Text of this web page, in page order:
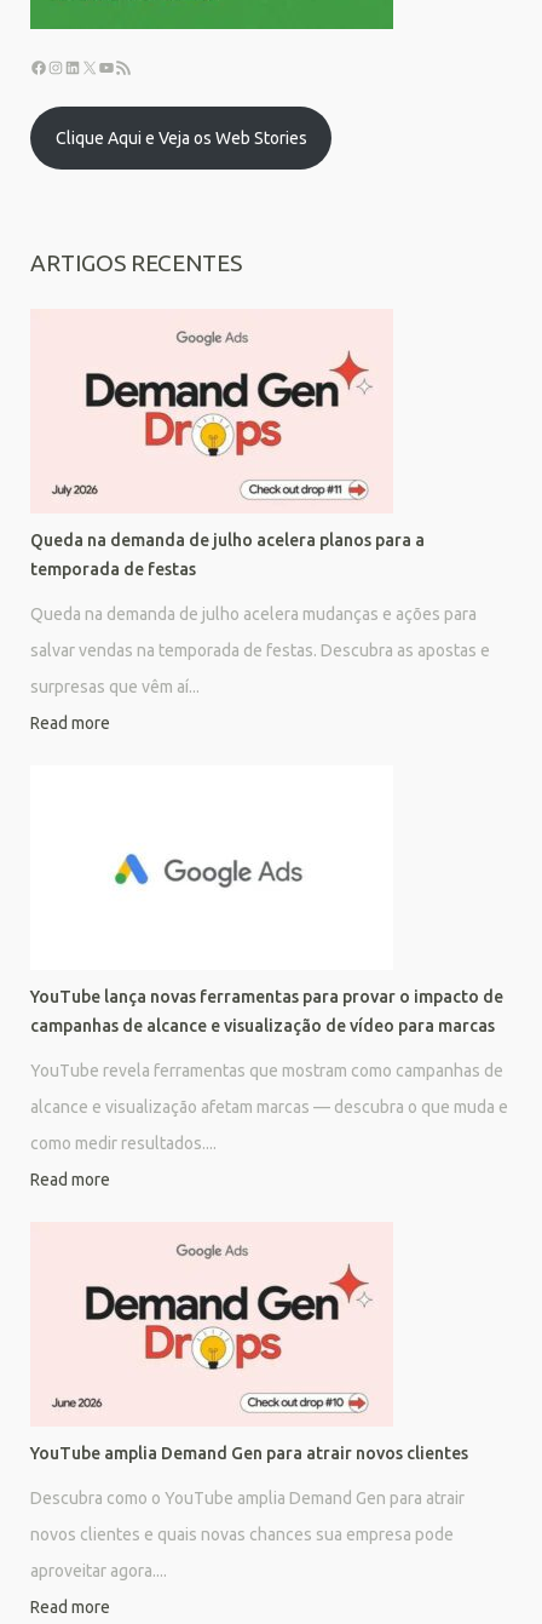
Clique Aqui e Veja os Web Stories
ARTIGOS RECENTES
Queda na demanda de julho acelera planos para a
temporada de festas
Queda na demanda de julho acelera mudanças e ações para
salvar vendas na temporada de festas. Descubra as apostas e
surpresas que vêm aí...
Read more
YouTube lança novas ferramentas para provar o impacto de
campanhas de alcance e visualização de vídeo para marcas
YouTube revela ferramentas que mostram como campanhas de
alcance e visualização afetam marcas — descubra o que muda e
como medir resultados....
Read more
YouTube amplia Demand Gen para atrair novos clientes
Descubra como o YouTube amplia Demand Gen para atrair
novos clientes e quais novas chances sua empresa pode
aproveitar agora....
Read more